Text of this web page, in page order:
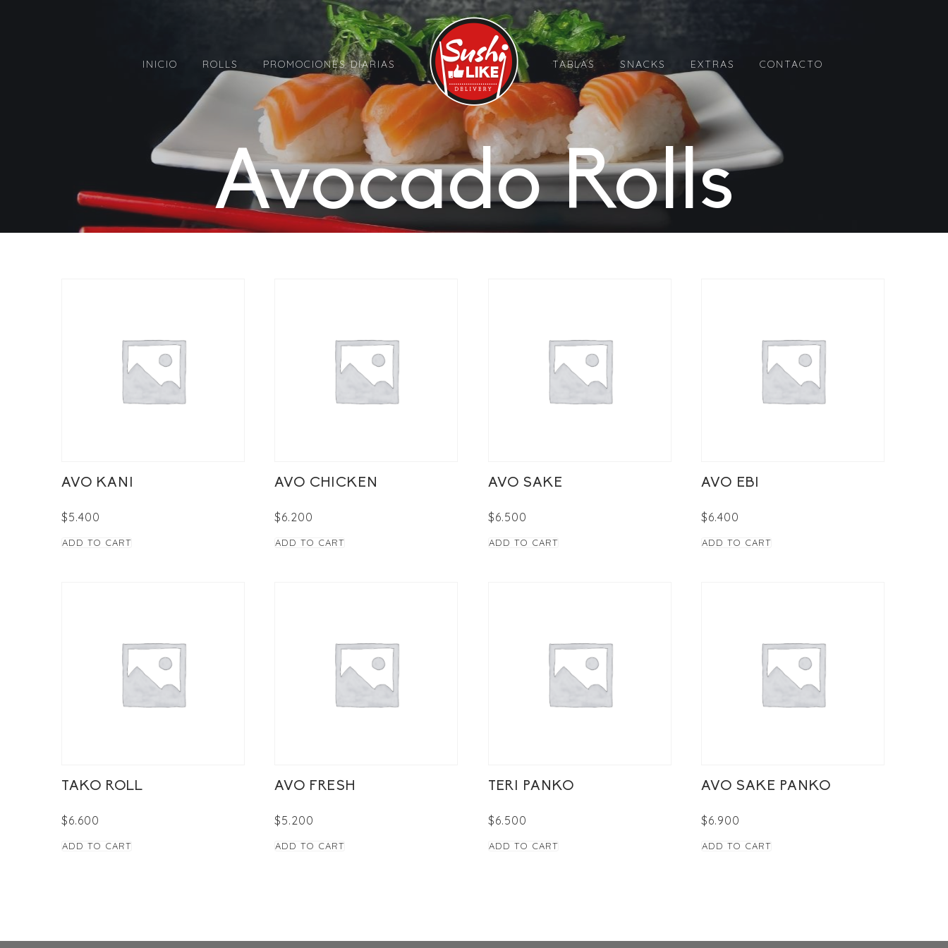
INICIO ROLLS PROMOCIONES DIARIAS TABLAS SNACKS EXTRAS CONTACTO
Avocado Rolls
AVO KANI
$5.400
ADD TO CART
AVO CHICKEN
$6.200
ADD TO CART
AVO SAKE
$6.500
ADD TO CART
AVO EBI
$6.400
ADD TO CART
TAKO ROLL
$6.600
ADD TO CART
AVO FRESH
$5.200
ADD TO CART
TERI PANKO
$6.500
ADD TO CART
AVO SAKE PANKO
$6.900
ADD TO CART